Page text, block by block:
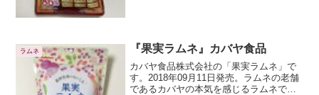
ラムネ 『果実ラムネ』カバヤ食品
カバヤ食品株式会社の「果実ラムネ」で
す。2018年09月11日発売。ラムネの老舗
であるカバヤの本気を感じるラムネで